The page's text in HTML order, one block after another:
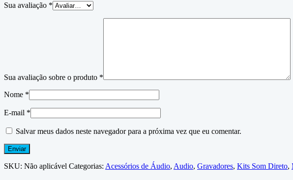
Sua avaliação *
Sua avaliação sobre o produto *
Nome *
E-mail *
Salvar meus dados neste navegador para a próxima vez que eu comentar.
SKU: Não aplicável Categorias: Acessórios de Áudio, Audio, Gravadores, Kits Som Direto,